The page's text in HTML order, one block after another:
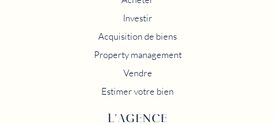
Investir
Acquisition de biens
Property management
Vendre
Estimer votre bien
L'AGENCE